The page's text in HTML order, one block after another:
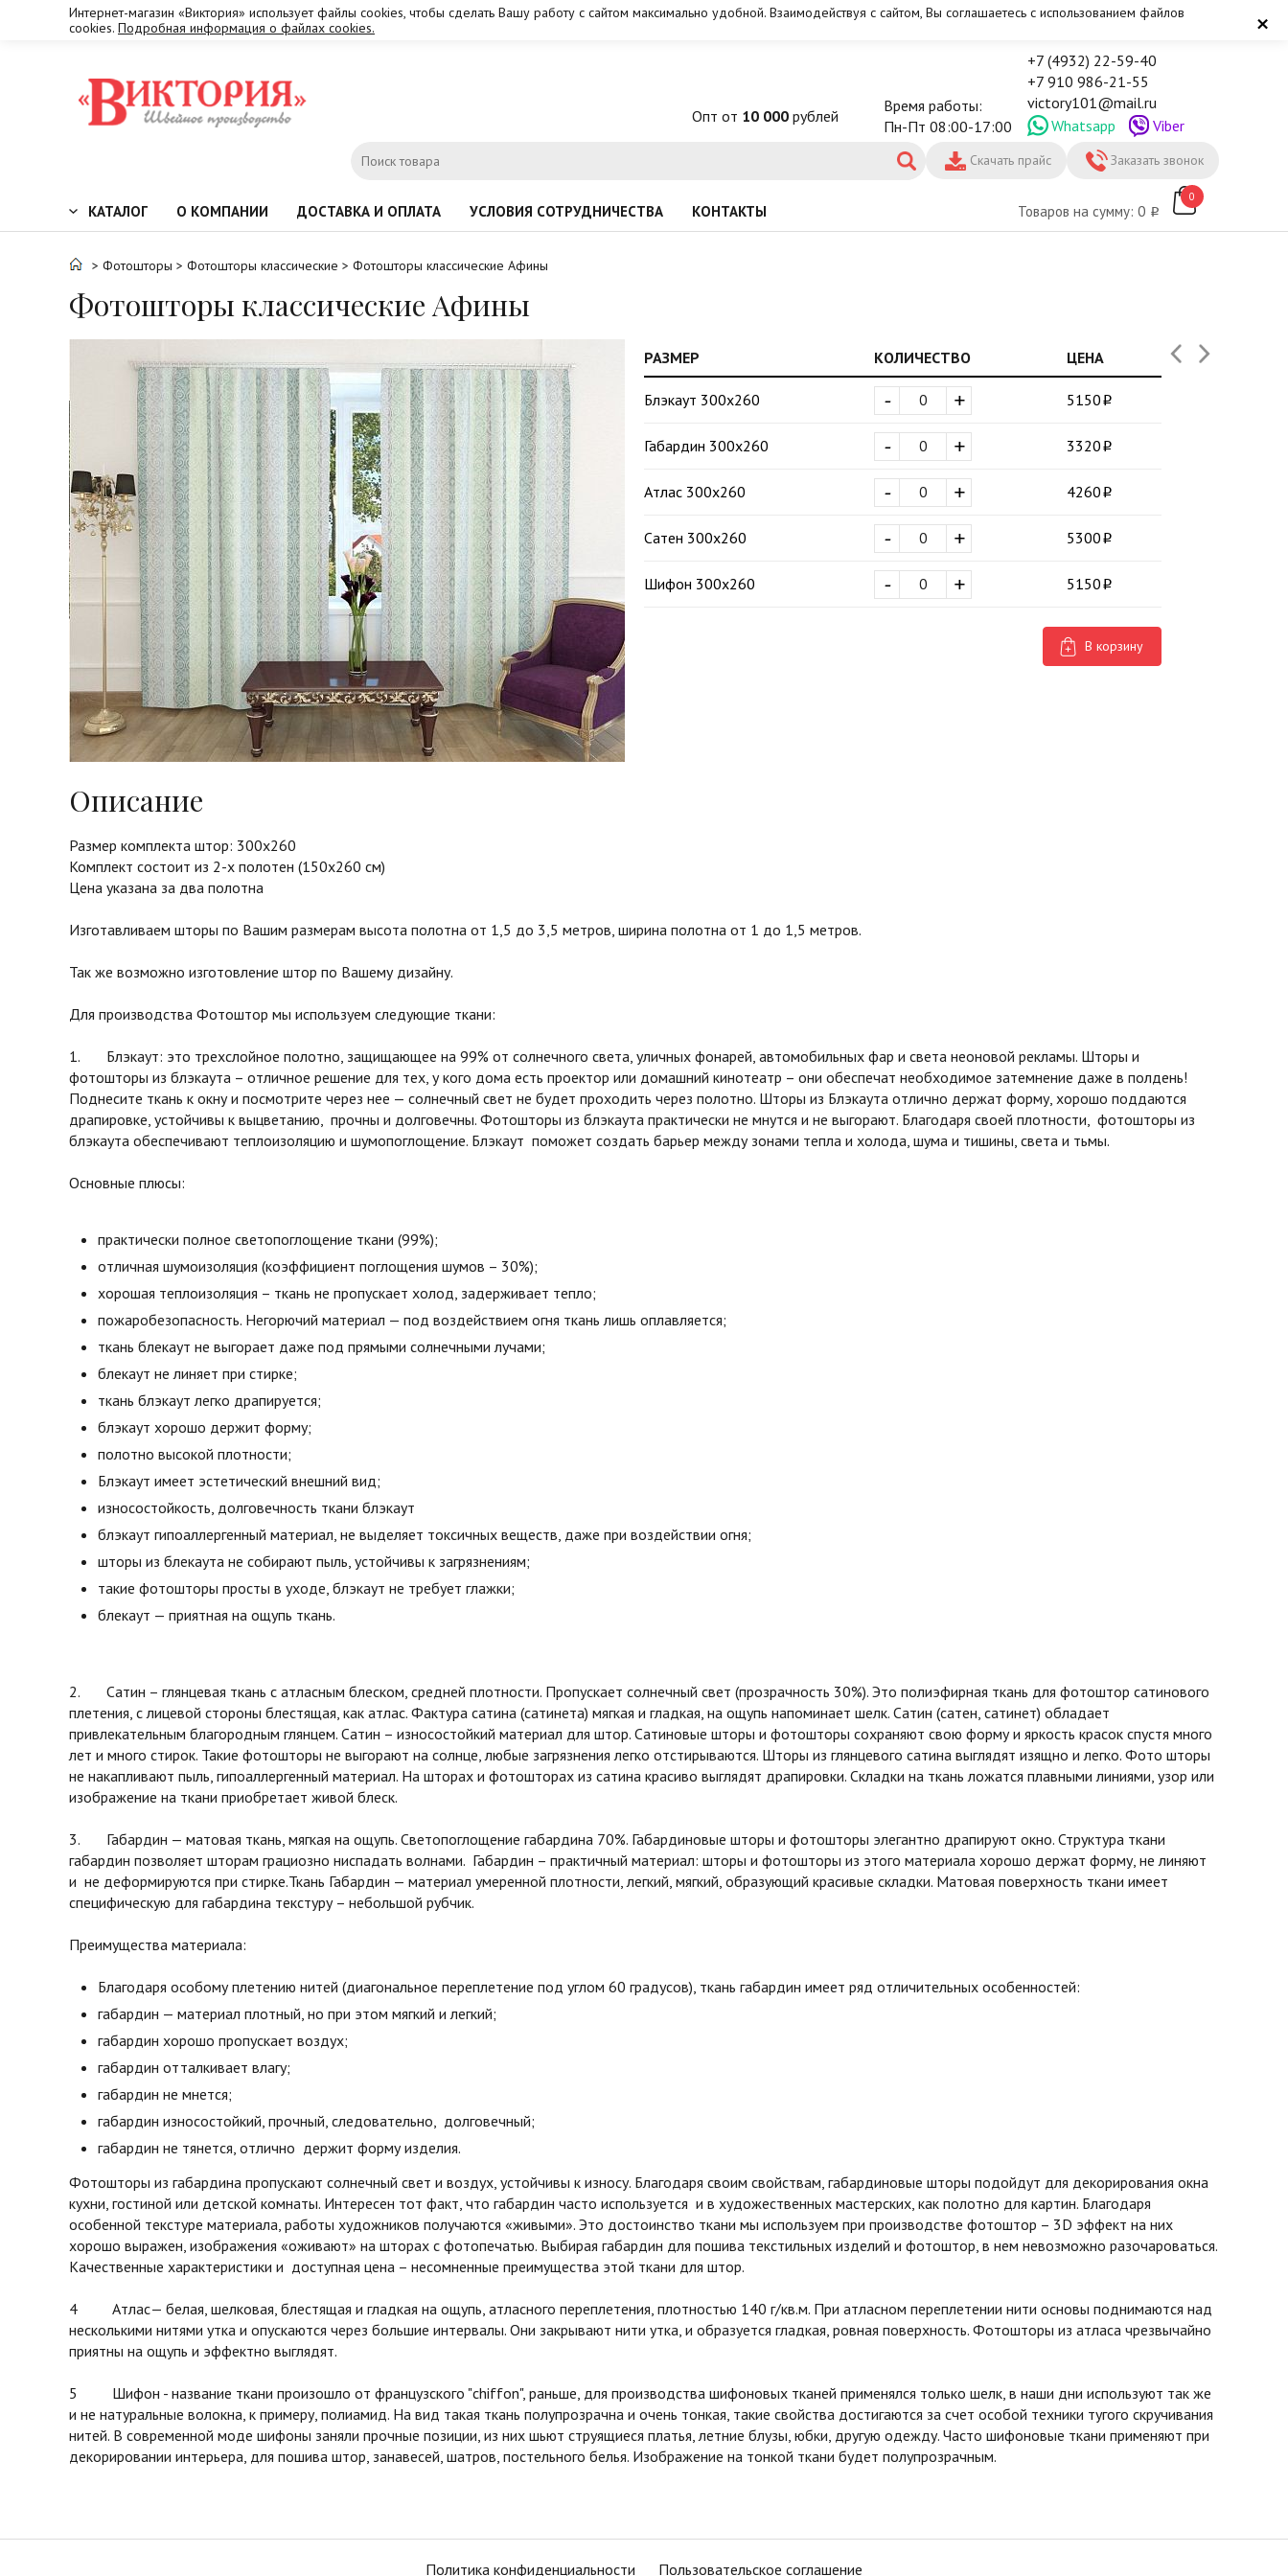
×
Интернет-магазин «Виктория» использует файлы cookies, чтобы сделать Вашу работу с сайтом максимально удобной. Взаимодействуя с сайтом, Вы соглашаетесь с использованием файлов
cookies. Подробная информация о файлах cookies.
Опт от 10 000 рублей
Время работы:
Пн-Пт 08:00-17:00
+7 (4932) 22-59-40
+7 910 986-21-55
victory101@mail.ru
Whatsapp
Viber
Заказать звонок
Скачать прайс
КАТАЛОГ О КОМПАНИИ ДОСТАВКА И ОПЛАТА УСЛОВИЯ СОТРУДНИЧЕСТВА КОНТАКТЫ Товаров на сумму: 0
0
> Фотошторы > Фотошторы классические > Фотошторы классические Афины
Фотошторы классические Афины
РАЗМЕР КОЛИЧЕСТВО ЦЕНА
Блэкаут 300х260 +
- 5150
Габардин 300х260 +
- 3320
Атлас 300х260 +
- 4260
Сатен 300х260 +
- 5300
Шифон 300х260 +
- 5150
В корзину
Описание
Размер комплекта штор: 300х260
Комплект состоит из 2-х полотен (150х260 см)
Цена указана за два полотна
Изготавливаем шторы по Вашим размерам высота полотна от 1,5 до 3,5 метров, ширина полотна от 1 до 1,5 метров.
Так же возможно изготовление штор по Вашему дизайну.
Для производства Фотоштор мы используем следующие ткани:
1. Блэкаут: это трехслойное полотно, защищающее на 99% от солнечного света, уличных фонарей, автомобильных фар и света неоновой рекламы. Шторы и
фотошторы из блэкаута – отличное решение для тех, у кого дома есть проектор или домашний кинотеатр – они обеспечат необходимое затемнение даже в полдень!
Поднесите ткань к окну и посмотрите через нее — солнечный свет не будет проходить через полотно. Шторы из Блэкаута отлично держат форму, хорошо поддаются
драпировке, устойчивы к выцветанию, прочны и долговечны. Фотошторы из блэкаута практически не мнутся и не выгорают. Благодаря своей плотности, фотошторы из
блэкаута обеспечивают теплоизоляцию и шумопоглощение. Блэкаут поможет создать барьер между зонами тепла и холода, шума и тишины, света и тьмы.
Основные плюсы:
практически полное светопоглощение ткани (99%);
отличная шумоизоляция (коэффициент поглощения шумов – 30%);
хорошая теплоизоляция – ткань не пропускает холод, задерживает тепло;
пожаробезопасность. Негорючий материал — под воздействием огня ткань лишь оплавляется;
ткань блекаут не выгорает даже под прямыми солнечными лучами;
блекаут не линяет при стирке;
ткань блэкаут легко драпируется;
блэкаут хорошо держит форму;
полотно высокой плотности;
Блэкаут имеет эстетический внешний вид;
износостойкость, долговечность ткани блэкаут
блэкаут гипоаллергенный материал, не выделяет токсичных веществ, даже при воздействии огня;
шторы из блекаута не собирают пыль, устойчивы к загрязнениям;
такие фотошторы просты в уходе, блэкаут не требует глажки;
блекаут — приятная на ощупь ткань.
2. Сатин – глянцевая ткань с атласным блеском, средней плотности. Пропускает солнечный свет (прозрачность 30%). Это полиэфирная ткань для фотоштор сатинового
плетения, с лицевой стороны блестящая, как атлас. Фактура сатина (сатинета) мягкая и гладкая, на ощупь напоминает шелк. Сатин (сатен, сатинет) обладает
привлекательным благородным глянцем. Сатин – износостойкий материал для штор. Сатиновые шторы и фотошторы сохраняют свою форму и яркость красок спустя много
лет и много стирок. Такие фотошторы не выгорают на солнце, любые загрязнения легко отстирываются. Шторы из глянцевого сатина выглядят изящно и легко. Фото шторы
не накапливают пыль, гипоаллергенный материал. На шторах и фотошторах из сатина красиво выглядят драпировки. Складки на ткань ложатся плавными линиями, узор или
изображение на ткани приобретает живой блеск.
3. Габардин — матовая ткань, мягкая на ощупь. Светопоглощение габардина 70%. Габардиновые шторы и фотошторы элегантно драпируют окно. Структура ткани
габардин позволяет шторам грациозно ниспадать волнами. Габардин – практичный материал: шторы и фотошторы из этого материала хорошо держат форму, не линяют
и не деформируются при стирке.Ткань Габардин — материал умеренной плотности, легкий, мягкий, образующий красивые складки. Матовая поверхность ткани имеет
специфическую для габардина текстуру – небольшой рубчик.
Преимущества материала:
Благодаря особому плетению нитей (диагональное переплетение под углом 60 градусов), ткань габардин имеет ряд отличительных особенностей:
габардин — материал плотный, но при этом мягкий и легкий;
габардин хорошо пропускает воздух;
габардин отталкивает влагу;
габардин не мнется;
габардин износостойкий, прочный, следовательно, долговечный;
габардин не тянется, отлично держит форму изделия.
Фотошторы из габардина пропускают солнечный свет и воздух, устойчивы к износу. Благодаря своим свойствам, габардиновые шторы подойдут для декорирования окна
кухни, гостиной или детской комнаты. Интересен тот факт, что габардин часто используется и в художественных мастерских, как полотно для картин. Благодаря
особенной текстуре материала, работы художников получаются «живыми». Это достоинство ткани мы используем при производстве фотоштор – 3D эффект на них
хорошо выражен, изображения «оживают» на шторах с фотопечатью. Выбирая габардин для пошива текстильных изделий и фотоштор, в нем невозможно разочароваться.
Качественные характеристики и доступная цена – несомненные преимущества этой ткани для штор.
4 Атлас— белая, шелковая, блестящая и гладкая на ощупь, атласного переплетения, плотностью 140 г/кв.м. При атласном переплетении нити основы поднимаются над
несколькими нитями утка и опускаются через большие интервалы. Они закрывают нити утка, и образуется гладкая, ровная поверхность. Фотошторы из атласа чрезвычайно
приятны на ощупь и эффектно выглядят.
5 Шифон - название ткани произошло от французского "chiffon", раньше, для производства шифоновых тканей применялся только шелк, в наши дни используют так же
и не натуральные волокна, к примеру, полиамид. На вид такая ткань полупрозрачна и очень тонкая, такие свойства достигаются за счет особой техники тугого скручивания
нитей. В современной моде шифоны заняли прочные позиции, из них шьют струящиеся платья, летние блузы, юбки, другую одежду. Часто шифоновые ткани применяют при
декорировании интерьера, для пошива штор, занавесей, шатров, постельного белья. Изображение на тонкой ткани будет полупрозрачным.
Политика конфиденциальности Пользовательское соглашение